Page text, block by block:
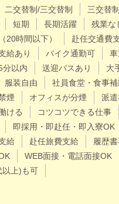
二交替制/三交替制 三交替制
短期 長期活躍
残業な
20時間以下）
赴任交通費
給あり
バイク通勤可
分以内
送迎バスあり
大
服装自由
社員食堂・食事補
煙
オフィスが分煙
派
ける
コツコツできる仕事
即採用・即赴任・即入寮OK
給
赴任旅費支給
履歴
WEB面接・電話面接OK
以上)も可